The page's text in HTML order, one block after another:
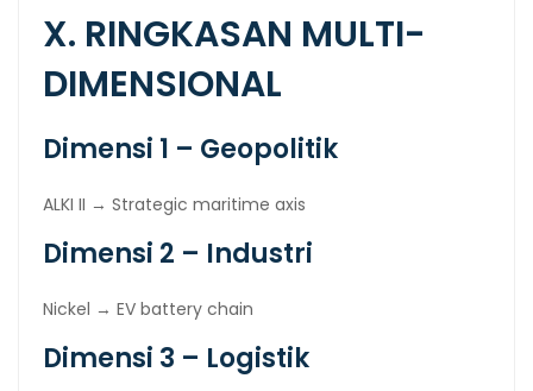
X. RINGKASAN MULTI-
DIMENSIONAL
Dimensi 1 – Geopolitik
ALKI II → Strategic maritime axis
Dimensi 2 – Industri
Nickel → EV battery chain
Dimensi 3 – Logistik